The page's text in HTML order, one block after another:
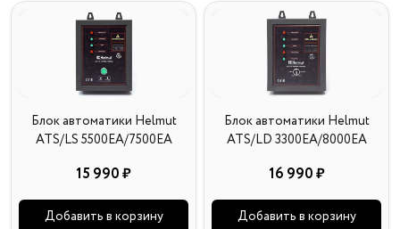
Блок автоматики Helmut
ATS/LS 5500EA/7500EA
15 990 ₽
Добавить в корзину
Блок автоматики Helmut
ATS/LD 3300EA/8000EA
16 990 ₽
Добавить в корзину